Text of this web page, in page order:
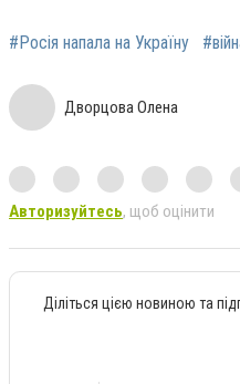
#Росія напала на Україну
Дворцова Олена
Авторизуйтесь, щоб оцінити
Діліться цією новиною та